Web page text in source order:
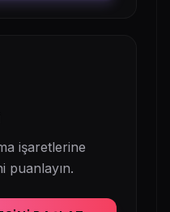
işaretlerine
puanlayın.